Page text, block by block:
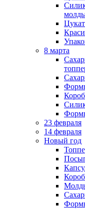
8 марта
23 февраля
14 февраля
Новый год